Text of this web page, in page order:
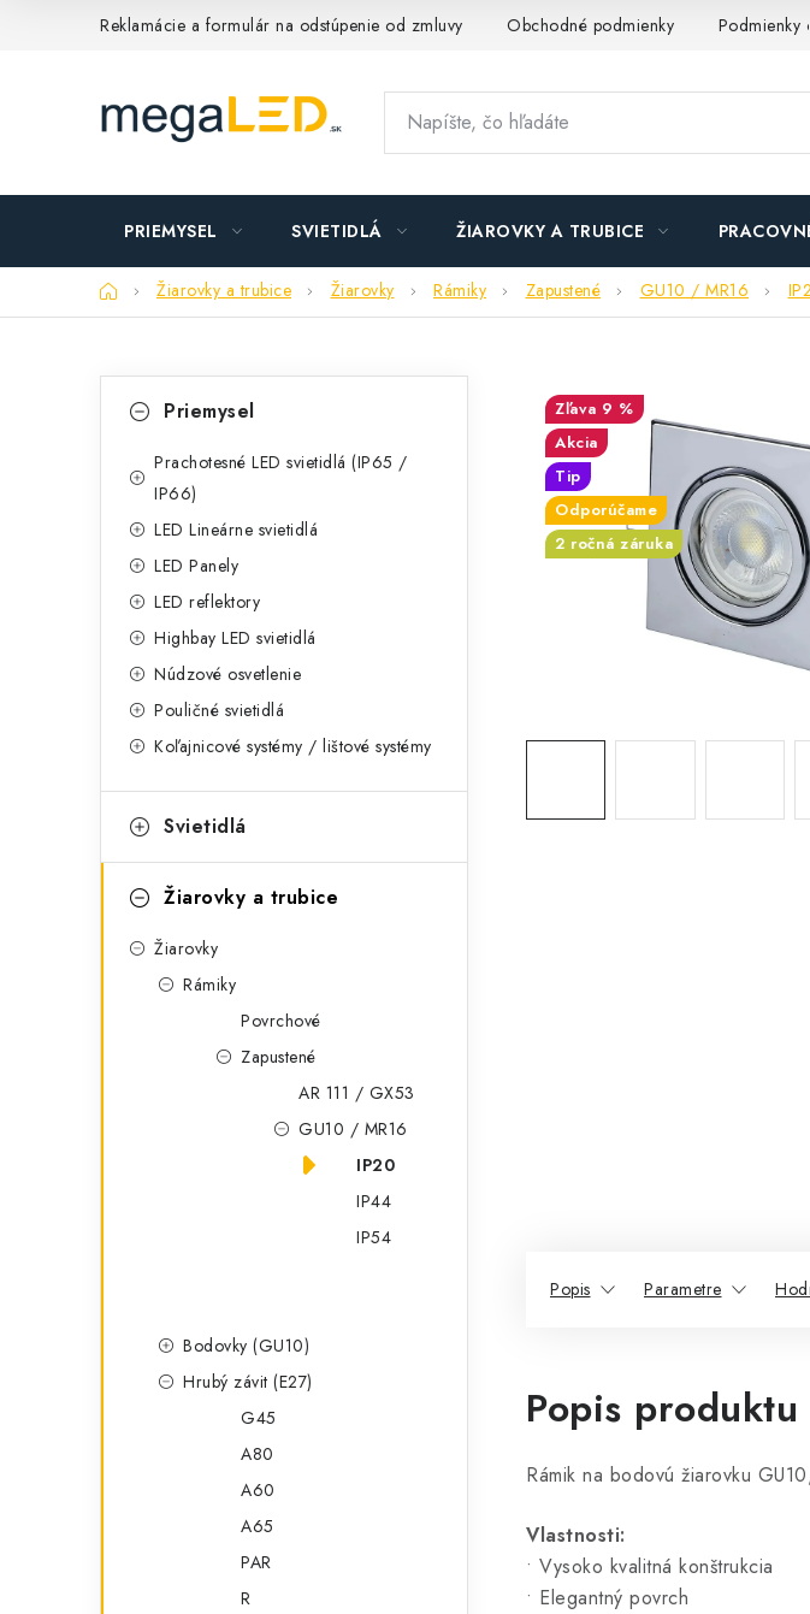
Reklamácie a formulár na odstúpenie od zmluvy Obchodné podmienky Podmienky
PRIEMYSEL SVIETIDLÁ ŽIAROVKY A TRUBICE
DomovŽiarovky a trubice Žiarovky Rámiky Zapustené GU10 / MR16
l
kategóriePriemysel
Prachotesné LED svietidlá (IP65 /
IP66)
LED Lineárne svietidlá
LED Panely
LED reflektory
Highbay LED svietidlá
Núdzové osvetlenie
Pouličné svietidlá
Koľajnicové systémy / lištové systémy
Svietidlá
Žiarovky a trubice
Žiarovky
Rámiky
Povrchové
Zapustené
AR 111 / GX53
GU10 / MR16
IP20
IP44
IP54
Bodovky (GU10)
Hrubý závit (E27)
G45
A80
A60
A65
PAR
R
9 %
Akcia
Tip
Odporúčame
2 ročná záruka
Popis Parametre
Popis produktu
Rámik na bodovú žiarovku
Vlastnosti:
• Vysoko kvalitná konštrukcia
• Elegantný povrch